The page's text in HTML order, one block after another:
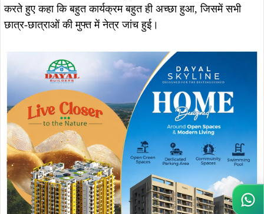
करते हुए कहा कि बहुत कार्यक्रम बहुत ही अच्छा हुआ, जिसमें सभी
छात्र-छात्राओं की मुफ्त में नेत्र जांच हुई।